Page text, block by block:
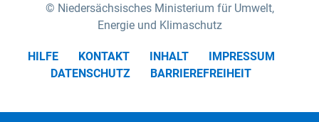
Niedersächsisches Ministerium für Umwelt,
Energie und Klimaschutz
HILFE KONTAKT INHALT
IMPRESSUM
DATENSCHUTZ
BARRIEREFREIHEIT